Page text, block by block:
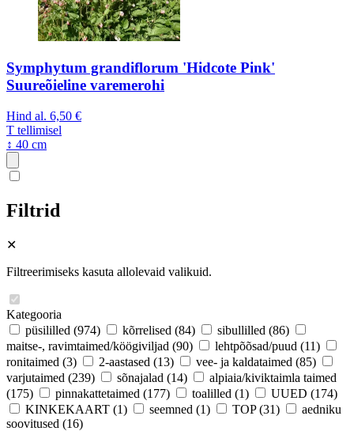
Symphytum grandiflorum 'Hidcote Pink'
Suureõieline varemerohi
Hind al. 6,50 €
T tellimisel
↕ 40 cm
Filtrid
✕
Filtreerimiseks kasuta allolevaid valikuid.
Kategooria
püsililled (974) kõrrelised (84) sibullilled (86)
maitse-, ravimtaimed/köögiviljad (90) lehtpõõsad/puud (11)
ronitaimed (3) 2-aastased (13) vee- ja kaldataimed (85)
varjutaimed (239) sõnajalad (14)
alpiaia/kiviktaimla taimed
(175)
pinnakattetaimed (177) toalilled (1) UUED (174)
KINKEKAART (1) seemned (1) TOP (31)
aedniku
soovitused (16)